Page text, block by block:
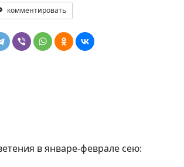
комментировать
в январе-феврале сею: